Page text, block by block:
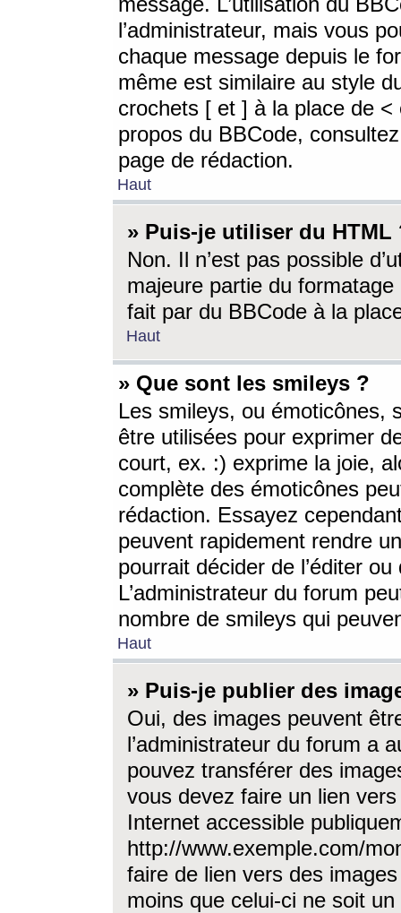
l’administrateur, mais vous
chaque message depuis le
même est similaire au style
crochets [ et ] à la place de <
propos du BBCode,
page de rédaction.
Haut
» Puis-je utiliser du HTML
Non. Il n’est pas possible
majeure partie du
fait par du BBCode à la
Haut
» Que sont les smileys ?
Les smileys, ou émoticônes,
être utilisées pour exprimer
court, ex. :) exprime la joie,
complète des émoticônes
rédaction. Essayez
peuvent rapidement rendre
pourrait décider de l’éditer
L’administrateur du forum
nombre de smileys qui
Haut
» Puis-je publier des
Oui, des images peuvent
l’administrateur du forum a
pouvez transférer des
vous devez faire un lien
Internet accessible
http://www.exemple.com/
faire de lien vers des
moins que celui-ci ne soit